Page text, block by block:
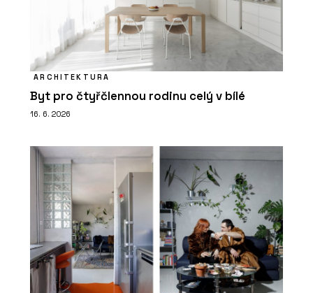
ARCHITEKTURA
Byt pro čtyřčlennou rodinu celý v bílé
16. 6. 2026